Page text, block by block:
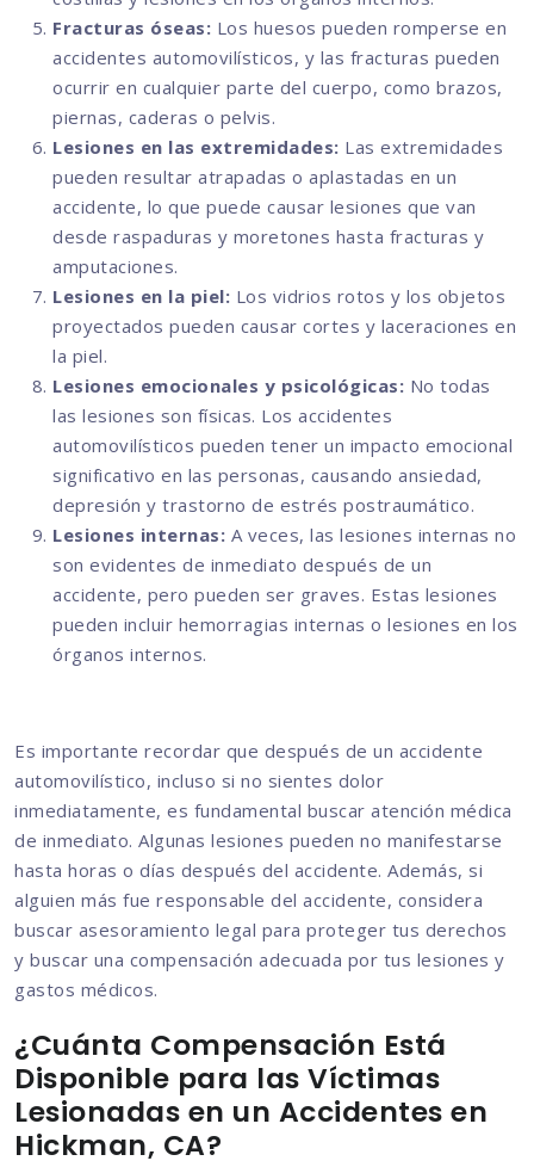
Fracturas óseas: Los huesos pueden romperse en
accidentes automovilísticos, y las fracturas pueden
ocurrir en cualquier parte del cuerpo, como brazos,
piernas, caderas o pelvis.
Lesiones en las extremidades: Las extremidades
pueden resultar atrapadas o aplastadas en un
accidente, lo que puede causar lesiones que van
desde raspaduras y moretones hasta fracturas y
amputaciones.
Lesiones en la piel: Los vidrios rotos y los objetos
proyectados pueden causar cortes y laceraciones en
la piel.
Lesiones emocionales y psicológicas: No todas
las lesiones son físicas. Los accidentes
automovilísticos pueden tener un impacto emocional
significativo en las personas, causando ansiedad,
depresión y trastorno de estrés postraumático.
Lesiones internas: A veces, las lesiones internas no
son evidentes de inmediato después de un
accidente, pero pueden ser graves. Estas lesiones
pueden incluir hemorragias internas o lesiones en los
órganos internos.
Es importante recordar que después de un accidente
automovilístico, incluso si no sientes dolor
inmediatamente, es fundamental buscar atención médica
de inmediato. Algunas lesiones pueden no manifestarse
hasta horas o días después del accidente. Además, si
alguien más fue responsable del accidente, considera
buscar asesoramiento legal para proteger tus derechos
y buscar una compensación adecuada por tus lesiones y
gastos médicos.
¿Cuánta Compensación Está
Disponible para las Víctimas
Lesionadas en un Accidentes en
Hickman, CA?